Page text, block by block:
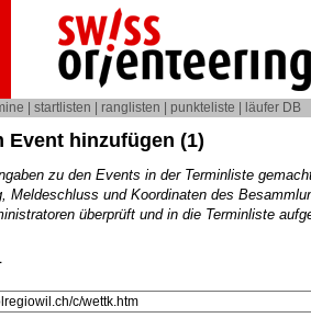
startlisten ranglisten punkteliste läufer DB
Event hinzufügen (1)
zu den Events in der Terminliste
Meldeschluss und Koordinaten des
überprüft und in die Terminliste